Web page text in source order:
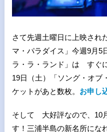
さて先週土曜日に上映さ
マ・パラダイス」今週9月
ラ・ラ・ランド」は すぐ
19日（土）「ソング・オ
ケットがあと数枚。 お申し
そして 大好評なので、10
す！三浦半島の新名所にな